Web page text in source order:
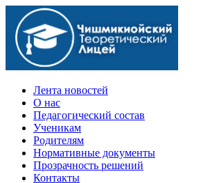
Официальный сайт учебного заведения
Лента новостей
О нас
Педагогический состав
Ученикам
Родителям
Нормативные документы
Прозрачность решений
Контакты